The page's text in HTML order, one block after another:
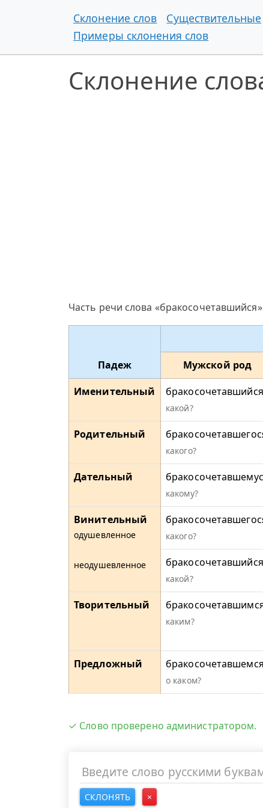
Склонение слов Существительные
Примеры склонения слов
Склонение
Часть речи слова
Падеж Мужской род
Именительный
бракосочетавшийся
какой?
Родительный
какого?
Дательный
какому?
Винительный
одушевленное
неодушевленное
какого?
бракосочетавшийся
какой?
Творительный
каким?
Предложный бракосочетавшемся
о каком?
✓ Слово проверено администратором.
СКЛОНЯТЬ ×